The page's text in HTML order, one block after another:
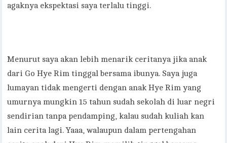
agaknya ekspektasi saya terlalu tinggi.
Menurut saya akan lebih menarik ceritanya jika anak
dari Go Hye Rim tinggal bersama ibunya. Saya juga
lumayan tidak mengerti dengan anak Hye Rim yang
umurnya mungkin 15 tahun sudah sekolah di luar negri
sendirian tanpa pendamping, kalau sudah kuliah kan
lain cerita lagi. Yaaa, walaupun dalam pertengahan